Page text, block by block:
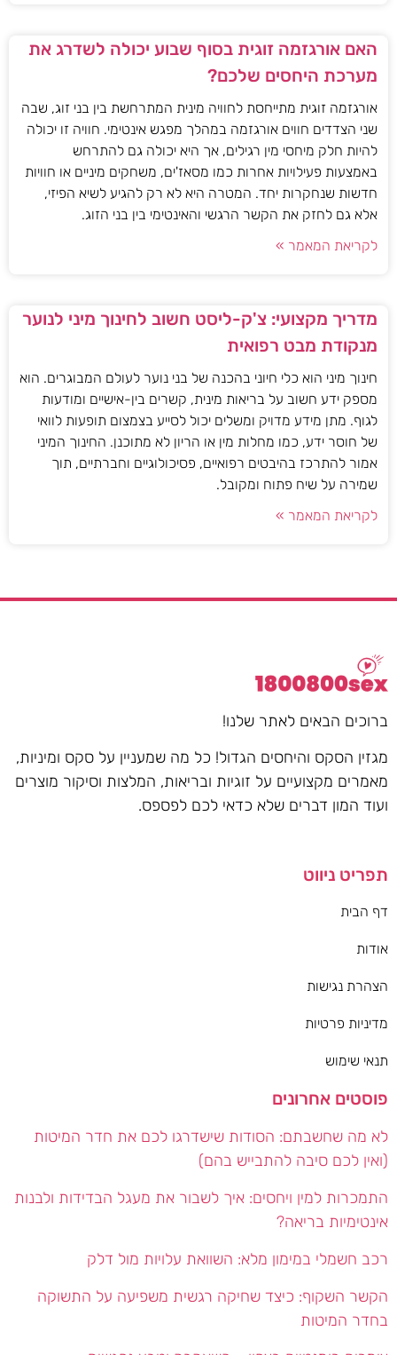
האם אורגזמה זוגית בסוף שבוע יכולה לשדרג את
מערכת היחסים שלכם?
אורגזמה זוגית מתייחסת לחוויה מינית המתרחשת בין בני זוג, שבה
שני הצדדים חווים אורגזמה במהלך מפגש אינטימי. חוויה זו יכולה
להיות חלק מיחסי מין רגילים, אך היא יכולה גם להתרחש
באמצעות פעילויות אחרות כמו מסאז'ים, משחקים מיניים או חוויות
חדשות שנחקרות יחד. המטרה היא לא רק להגיע לשיא הפיזי,
אלא גם לחזק את הקשר הרגשי והאינטימי בין בני הזוג.
לקריאת המאמר »
מדריך מקצועי: צ'ק-ליסט חשוב לחינוך מיני לנוער
מנקודת מבט רפואית
חינוך מיני הוא כלי חיוני בהכנה של בני נוער לעולם המבוגרים. הוא
מספק ידע חשוב על בריאות מינית, קשרים בין-אישיים ומודעות
לגוף. מתן מידע מדויק ומשלים יכול לסייע בצמצום תופעות לוואי
של חוסר ידע, כמו מחלות מין או הריון לא מתוכנן. החינוך המיני
אמור להתרכז בהיבטים רפואיים, פסיכולוגיים וחברתיים, תוך
שמירה על שיח פתוח ומקובל.
לקריאת המאמר »
ברוכים הבאים לאתר שלנו!
מגזין הסקס והיחסים הגדול! כל מה שמעניין על סקס ומיניות,
מאמרים מקצועיים על זוגיות ובריאות, המלצות וסיקור מוצרים
ועוד המון דברים שלא כדאי לכם לפספס.
תפריט ניווט
דף הבית
אודות
הצהרת נגישות
מדיניות פרטיות
תנאי שימוש
פוסטים אחרונים
לא מה שחשבתם: הסודות שישדרגו לכם את חדר המיטות
(ואין לכם סיבה להתבייש בהם)
התמכרות למין ויחסים: איך לשבור את מעגל הבדידות ולבנות
אינטימיות בריאה?
רכב חשמלי במימון מלא: השוואת עלויות מול דלק
הקשר השקוף: כיצד שחיקה רגשית משפיעה על התשוקה
בחדר המיטות